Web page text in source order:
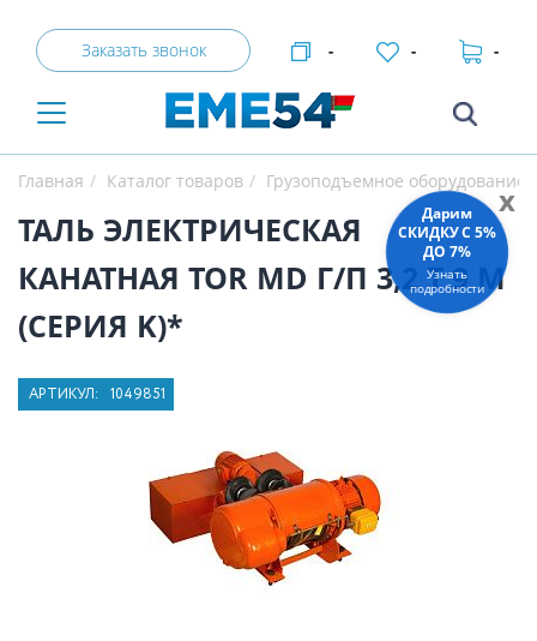
Заказать звонок - - -
Главная Каталог товаров Грузоподъемное оборудование
ТАЛЬ ЭЛЕКТРИЧЕСКАЯ
КАНАТНАЯ TOR MD Г/П 3,2 Т 9 М
(СЕРИЯ K)*
АРТИКУЛ: 1049851
x
Дарим
СКИДКУ C 5%
ДО 7%
Узнать
подробности